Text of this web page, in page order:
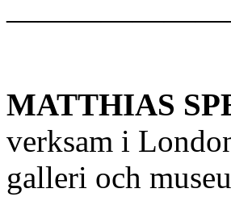
MATTHIAS
verksam i
galleri och